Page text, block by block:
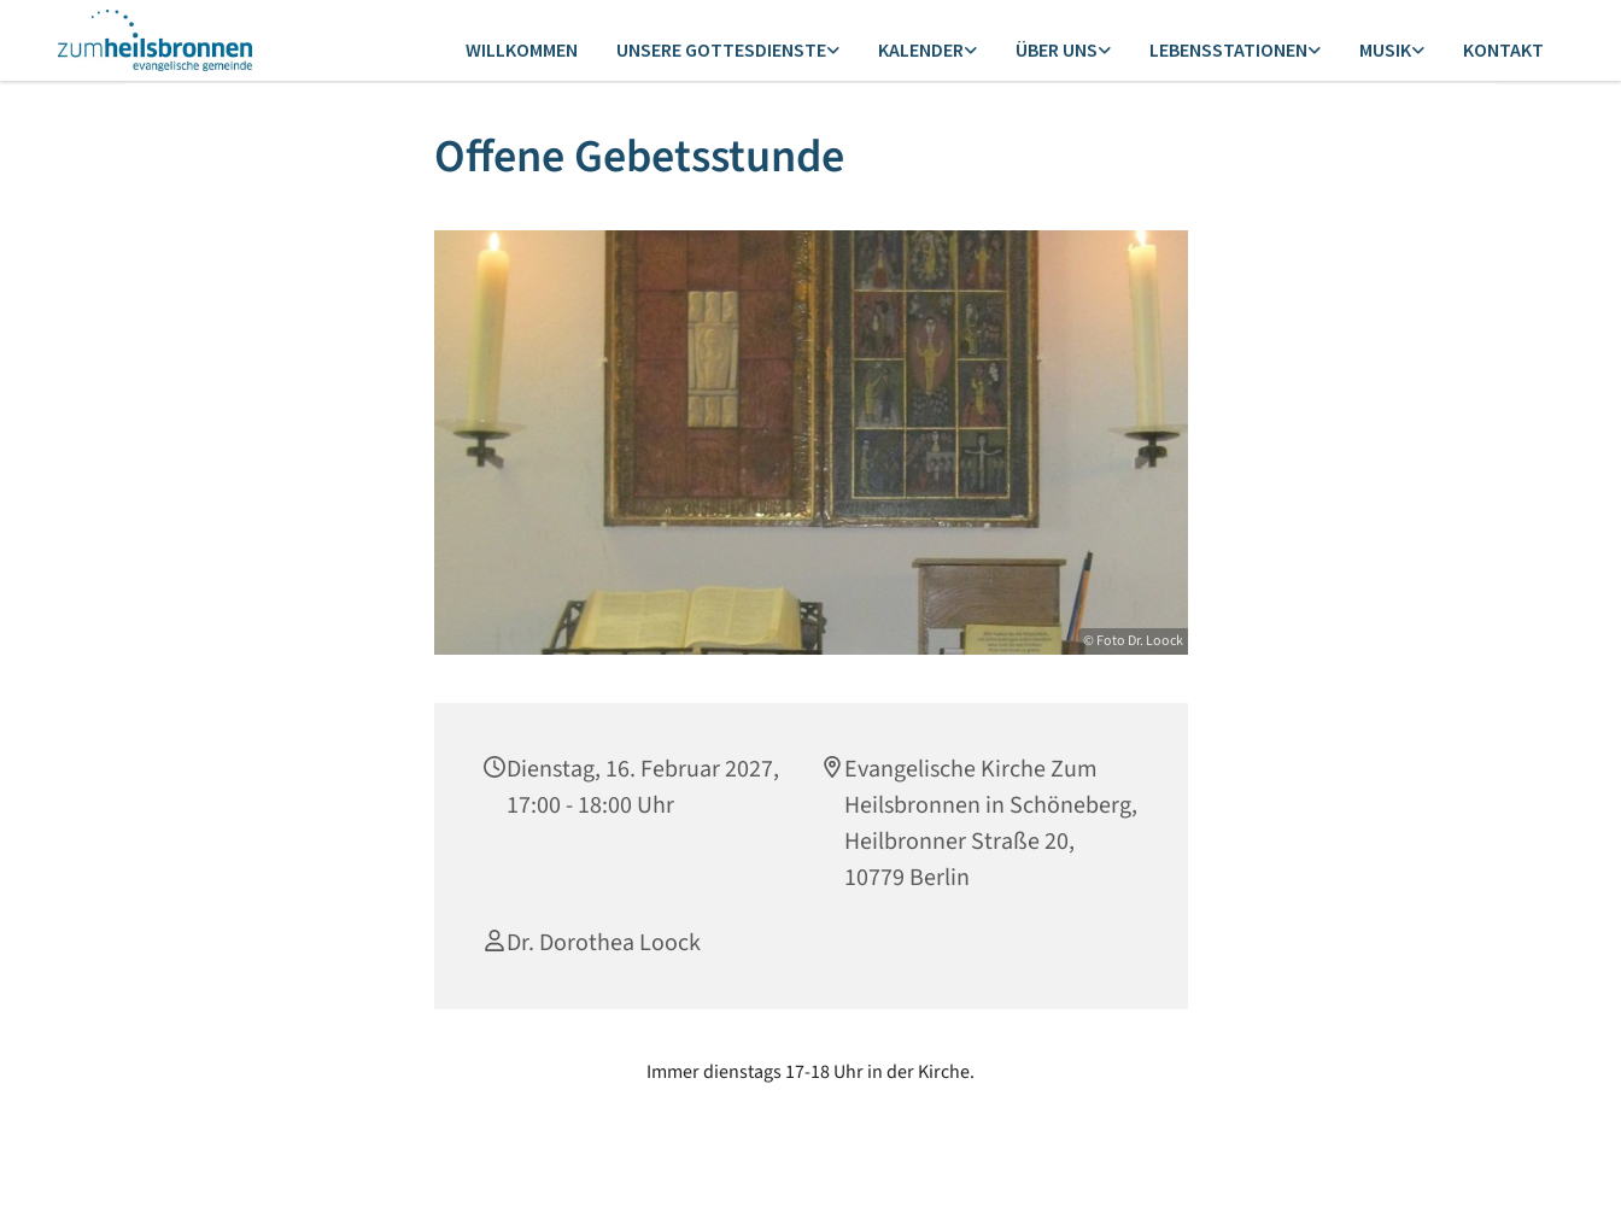
WILLKOMMEN UNSERE GOTTESDIENSTE KALENDER ÜBER UNS LEBENSSTATIONEN MUSIK KONTAKT
Offene Gebetsstunde
© Foto Dr. Loock
Dienstag, 16. Februar 2027,
17:00 - 18:00 Uhr
Evangelische Kirche Zum
Heilsbronnen in Schöneberg,
Heilbronner Straße 20,
10779 Berlin
Dr. Dorothea Loock
Immer dienstags 17-18 Uhr in der Kirche.